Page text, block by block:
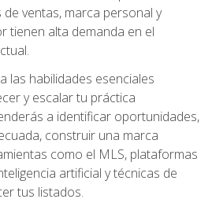
ventas, marca personal y
tienen alta demanda en el
las habilidades esenciales
y escalar tu práctica
a identificar oportunidades,
construir una marca
como el MLS, plataformas
artificial y técnicas de
tus listados.